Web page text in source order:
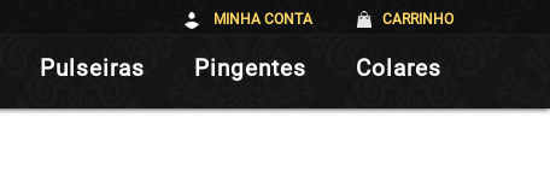
MINHA CONTA CARRINHO
Pulseiras Pingentes Colares